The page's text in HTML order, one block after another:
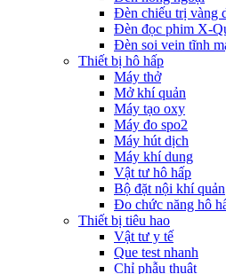
Đèn chiếu trị vàng
Đèn đọc phim X-
Đèn soi vein tĩnh
Thiết bị hô hấp
Máy thở
Mở khí quản
Máy tạo oxy
Máy đo spo2
Máy hút dịch
Máy khí dung
Vật tư hô hấp
Bộ đặt nội khí quản
Đo chức năng hô
Thiết bị tiêu hao
Vật tư y tế
Que test nhanh
Chỉ phẫu thuật